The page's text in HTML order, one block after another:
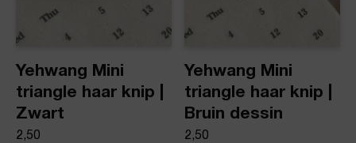
Yehwang Mini
triangle haar knip |
Zwart
2,50
Yehwang Mini
triangle haar knip |
Bruin dessin
2,50